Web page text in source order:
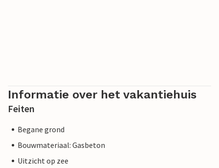
Informatie over het vakantiehuis
Feiten
Begane grond
Bouwmateriaal: Gasbeton
Uitzicht op zee